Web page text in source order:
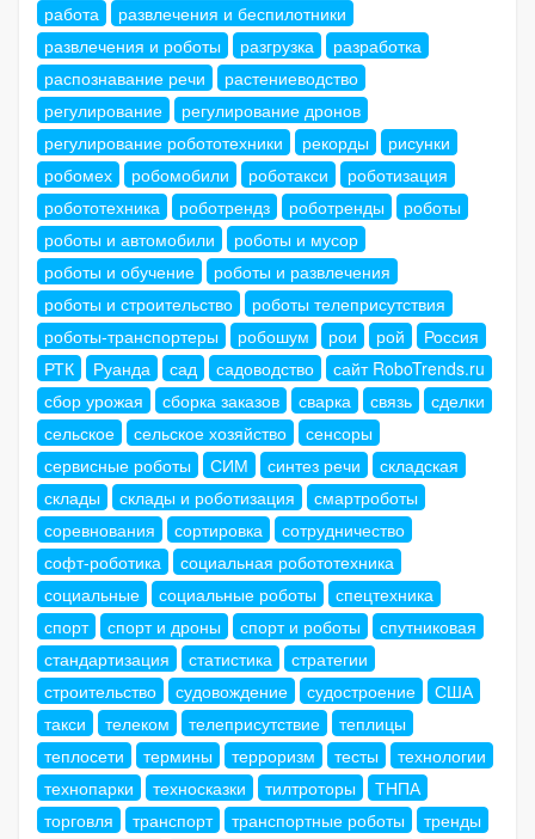
работа
развлечения и беспилотники
развлечения и роботы
разгрузка
разработка
распознавание речи
растениеводство
регулирование
регулирование дронов
регулирование робототехники
рекорды
рисунки
робомех
робомобили роботакси
роботизация
робототехника
роботрендз роботренды
роботы
роботы и автомобили
роботы и мусор
роботы и обучение
роботы и развлечения
роботы и строительство
роботы телеприсутствия
роботы-транспортеры
робошум рои рой
Россия
РТК
Руанда сад садоводство
сайт RoboTrends.ru
сбор урожая
сборка заказов сварка связь
сделки
сельское
сельское хозяйство
сенсоры
сервисные роботы
СИМ синтез речи
складская
склады
склады и роботизация
смартроботы
соревнования
сортировка
сотрудничество
софт-роботика
социальная робототехника
социальные
социальные роботы
спецтехника
спорт
спорт и дроны спорт и роботы
спутниковая
стандартизация
статистика
стратегии
строительство
судовождение судостроение
США
такси
телеком телеприсутствие
теплицы
теплосети
термины терроризм тесты
технологии
технопарки
техносказки тилтроторы
ТНПА
торговля
транспорт транспортные роботы
тренды